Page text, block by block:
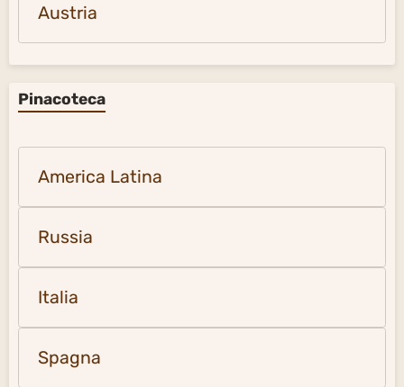
Austria
Pinacoteca
America Latina
Russia
Italia
Spagna